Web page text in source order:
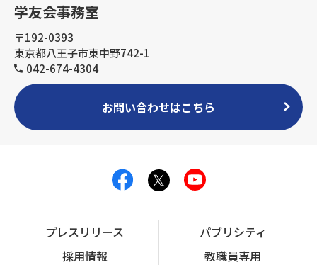
学友会事務室
〒192-0393
東京都八王子市東中野742-1
042-674-4304
お問い合わせはこちら
プレスリリース
パブリシティ
採用情報
教職員専用